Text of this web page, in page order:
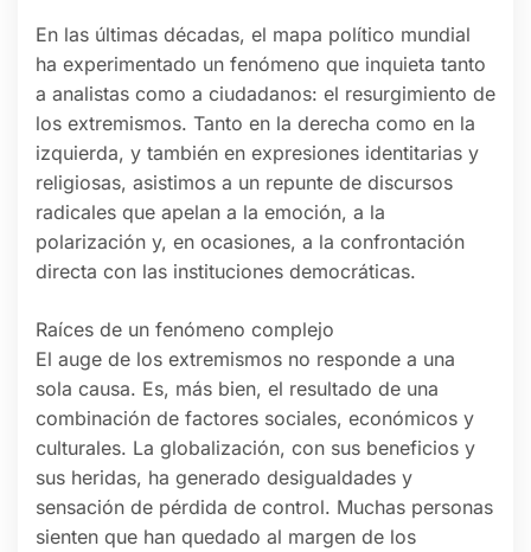
En las últimas décadas, el mapa político mundial
ha experimentado un fenómeno que inquieta tanto
a analistas como a ciudadanos: el resurgimiento de
los extremismos. Tanto en la derecha como en la
izquierda, y también en expresiones identitarias y
religiosas, asistimos a un repunte de discursos
radicales que apelan a la emoción, a la
polarización y, en ocasiones, a la confrontación
directa con las instituciones democráticas.
Raíces de un fenómeno complejo
El auge de los extremismos no responde a una
sola causa. Es, más bien, el resultado de una
combinación de factores sociales, económicos y
culturales. La globalización, con sus beneficios y
sus heridas, ha generado desigualdades y
sensación de pérdida de control. Muchas personas
sienten que han quedado al margen de los